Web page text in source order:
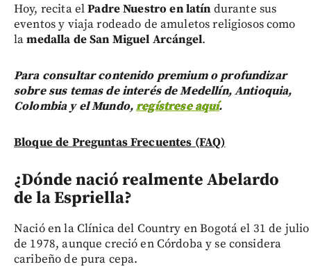
Hoy, recita elPadre Nuestro en latín durante sus
eventos y viaja rodeado de amuletos religiosos como
lamedalla de San Miguel Arcángel.
Para consultar contenido premium o profundizar
sobre sus temas de interés de Medellín, Antioquia,
Colombia y el Mundo,regístrese aquí.
Bloque de Preguntas Frecuentes (FAQ)
¿Dónde nació realmente Abelardo
de la Espriella?
Nació en la Clínica del Country en Bogotá el 31 de julio
de 1978, aunque creció en Córdoba y se considera
caribeño de pura cepa.